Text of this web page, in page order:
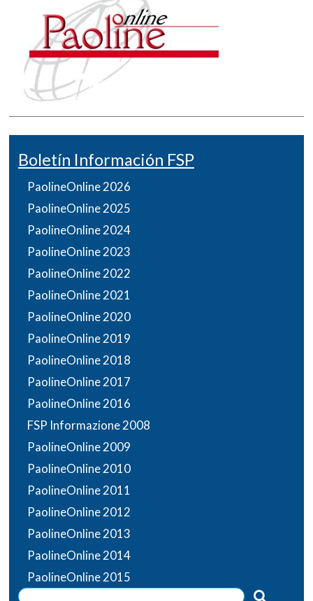
Boletín Información FSP
PaolineOnline 2026
PaolineOnline 2025
PaolineOnline 2024
PaolineOnline 2023
PaolineOnline 2022
PaolineOnline 2021
PaolineOnline 2020
PaolineOnline 2019
PaolineOnline 2018
PaolineOnline 2017
PaolineOnline 2016
FSP Informazione 2008
PaolineOnline 2009
PaolineOnline 2010
PaolineOnline 2011
PaolineOnline 2012
PaolineOnline 2013
PaolineOnline 2014
PaolineOnline 2015